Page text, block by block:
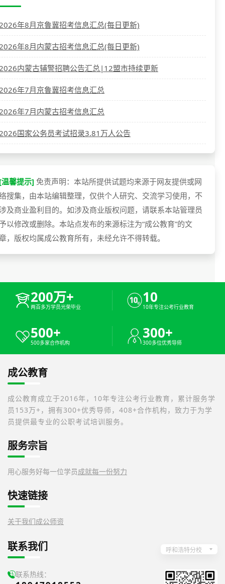
年8月京鲁冀招考信息汇总(每日更新)
年8月内蒙古招考信息汇总(每日更新)
内蒙古辅警招聘公告汇总|12盟市持续更新
年7月京鲁冀招考信息汇总
年7月内蒙古招考信息汇总
国家公务员考试招录3.81万人公告
馨提示] 免责声明：本站所提供试题均来源于网友提供或网
搜集，由本站编辑整理，仅供个人研究、交流学习使用，不
及商业盈利目的。如涉及商业版权问题，请联系本站管理员
以修改或删除。本站点发布的来源标注为“成公教育”的文
，版权均属成公教育所有，未经允许不得转载。
200万+
两百多万学员光荣毕业
10
10年专注公考行业教育
500+
500多家合作机构
300+
300多位优秀导师
成公教育
成公教育成立于2016年，10年专注公考行业教育，累计服务学
员153万+，拥有300+优秀导师，408+合作机构，致力于为学
员提供最专业的公职考试培训服务。
服务宗旨
用心服务好每一位学员成就每一份努力
快速链接
关于我们成公师资
联系我们 呼和浩特分校
联系热线：